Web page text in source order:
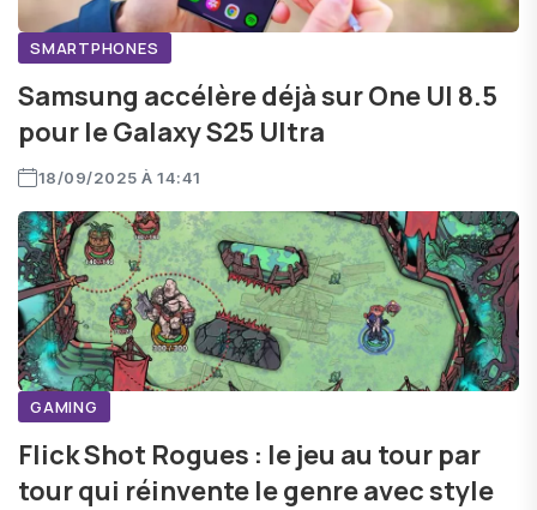
SMARTPHONES
Samsung accélère déjà sur One UI 8.5
pour le Galaxy S25 Ultra
18/09/2025 À 14:41
GAMING
Flick Shot Rogues : le jeu au tour par
tour qui réinvente le genre avec style